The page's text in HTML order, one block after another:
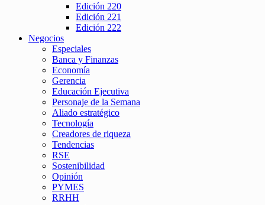
Edición 220
Edición 221
Edición 222
Negocios
Especiales
Banca y Finanzas
Economía
Gerencia
Educación Ejecutiva
Personaje de la Semana
Aliado estratégico
Tecnología
Creadores de riqueza
Tendencias
RSE
Sostenibilidad
Opinión
PYMES
RRHH